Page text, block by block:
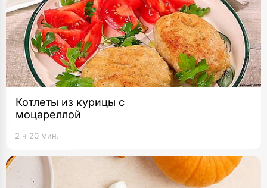
Котлеты из курицы с
моцареллой
2 ч 20 мин.